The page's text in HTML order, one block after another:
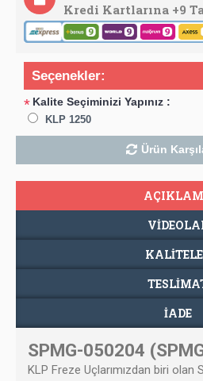
Kredi Kartlarına +9
Seçenekler:
* Kalite Seçiminizi Yapınız :
KLP 1250
Ürün
İADE
SPMG-050204
KLP Freze Uçlarımızdan biri olan